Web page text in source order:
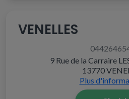
VENELLES
9 Rue de la Carraire
13770
Plus